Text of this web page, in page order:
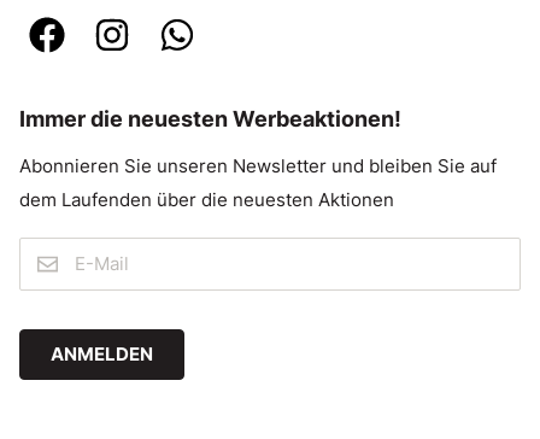
Immer die neuesten Werbeaktionen!
Abonnieren Sie unseren Newsletter und bleiben Sie auf
dem Laufenden über die neuesten Aktionen
ANMELDEN